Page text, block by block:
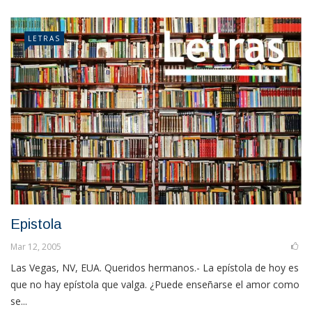
LETRAS
Epistola
Mar 12, 2005
Las Vegas, NV, EUA. Queridos hermanos.- La epístola de hoy es
que no hay epístola que valga. ¿Puede enseñarse el amor como
se...